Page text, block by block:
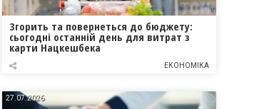
Згорить та повернеться до бюджету:
сьогодні останній день для витрат з
карти Нацкешбека
ЕКОНОМІКА
27.07.2026